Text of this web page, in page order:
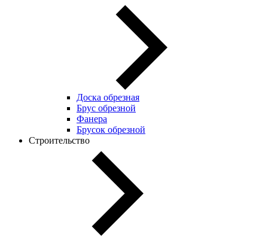
Доска обрезная
Брус обрезной
Фанера
Брусок обрезной
Строительство